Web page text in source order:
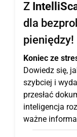
Z
dla
pieniędzy!
Koniec ze
Dowiedz się,
szybciej i
przesłać
inteligencja
ważne